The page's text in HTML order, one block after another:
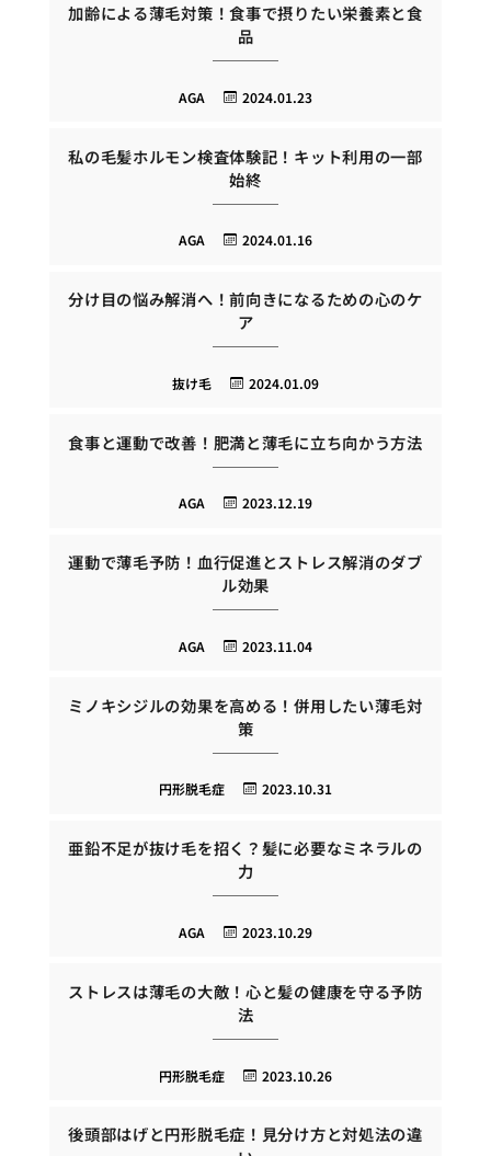
加齢による薄毛対策！食事で摂りたい栄養素と食
品
2024.01.23
AGA
私の毛髪ホルモン検査体験記！キット利用の一部
始終
2024.01.16
AGA
分け目の悩み解消へ！前向きになるための心のケ
ア
2024.01.09
抜け毛
食事と運動で改善！肥満と薄毛に立ち向かう方法
2023.12.19
AGA
運動で薄毛予防！血行促進とストレス解消のダブ
ル効果
2023.11.04
AGA
ミノキシジルの効果を高める！併用したい薄毛対
策
2023.10.31
円形脱毛症
亜鉛不足が抜け毛を招く？髪に必要なミネラルの
力
2023.10.29
AGA
ストレスは薄毛の大敵！心と髪の健康を守る予防
法
2023.10.26
円形脱毛症
後頭部はげと円形脱毛症！見分け方と対処法の違